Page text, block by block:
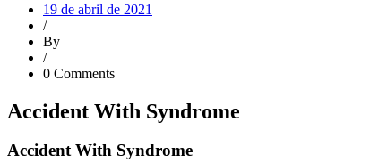
19 de abril de 2021
/
By
/
0 Comments
Accident With Syndrome
Accident With Syndrome